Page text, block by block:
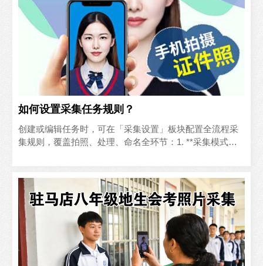
如何设置采集任务规则？
创建或编辑任务时，可在「采集设置」板块配置全流程采
集规则，覆盖拍照、处理、命名全环节：1. **采集模式设